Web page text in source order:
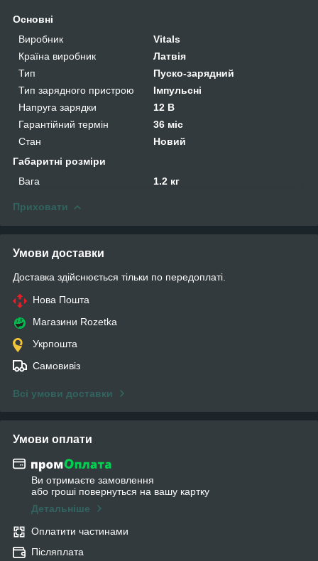
Основні
Виробник
Vitals
Країна виробник
Латвія
Тип
Пуско-зарядний
Тип зарядного пристрою
Імпульсні
Напруга зарядки
12 В
Гарантійний термін
36 міс
Стан
Новий
Габаритні розміри
Вага
1.2 кг
Приховати
Умови доставки
Доставка здійснюється тільки по передоплаті.
Нова Пошта
Магазини Rozetka
Укрпошта
Самовивіз
Всі умови доставки
Умови оплати
Ви отримаєте замовлення
або гроші повернуться на вашу картку
Детальніше
Оплатити частинами
Післяплата